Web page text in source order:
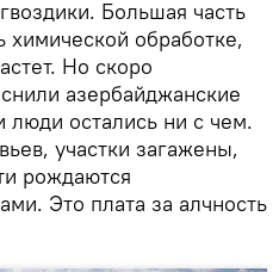
Большая часть
химической обработке,
Но скоро
азербайджанские
остались ни с чем.
участки загажены,
рождаются
Это плата за алчность